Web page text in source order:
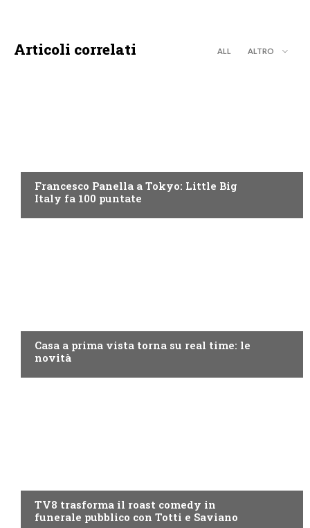
Articoli correlati ALL ALTRO
Francesco Panella a Tokyo: Little Big
Italy fa 100 puntate
Casa a prima vista torna su real time: le
novità
TV8 trasforma il roast comedy in
funerale pubblico con Totti e Saviano